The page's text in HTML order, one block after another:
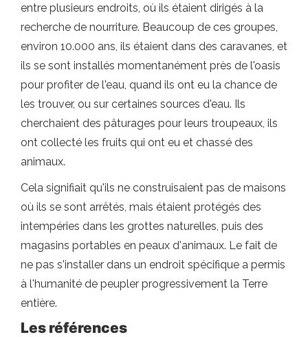
entre plusieurs endroits, où ils étaient dirigés à la
recherche de nourriture. Beaucoup de ces groupes,
environ 10.000 ans, ils étaient dans des caravanes, et
ils se sont installés momentanément près de l'oasis
pour profiter de l'eau, quand ils ont eu la chance de
les trouver, ou sur certaines sources d'eau. Ils
cherchaient des pâturages pour leurs troupeaux, ils
ont collecté les fruits qui ont eu et chassé des
animaux.
Cela signifiait qu'ils ne construisaient pas de maisons
où ils se sont arrêtés, mais étaient protégés des
intempéries dans les grottes naturelles, puis des
magasins portables en peaux d'animaux. Le fait de
ne pas s'installer dans un endroit spécifique a permis
à l'humanité de peupler progressivement la Terre
entière.
Les références